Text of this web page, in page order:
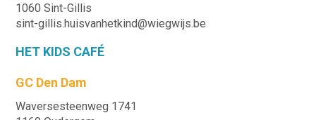
1060 Sint-Gillis
sint-gillis.huisvanhetkind@wiegwijs.be
HET KIDS CAFÉ
GC Den Dam
Waversesteenweg 1741